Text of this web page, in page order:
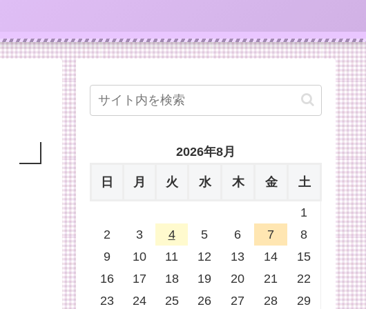
2026年8月
日 月 火 水 木 金 土
1
2
3 4 5 6 7
8
9
10 11 12 13 14
15
16
17 18 19 20 21
22
23
24 25 26 27 28
29